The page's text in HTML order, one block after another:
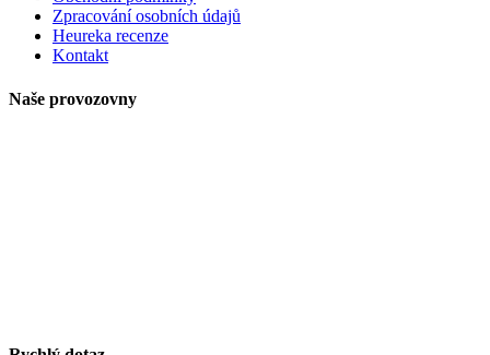
Zpracování osobních údajů
Heureka recenze
Kontakt
Naše provozovny